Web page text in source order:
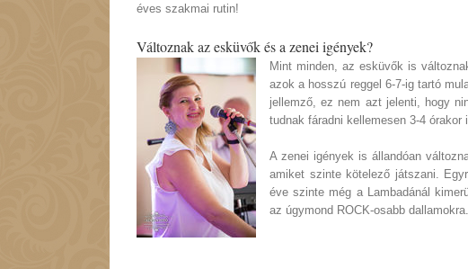
éves szakmai rutin!
Változnak az esküvők és a zenei igények?
Mint minden, az esküvők is
azok a hosszú reggel 6-7-ig tartó
jellemző, ez nem azt jelenti, hogy
tudnak fáradni kellemesen 3-4 órakor
A zenei igények is állandóan
amiket szinte kötelező játszani.
éve szinte még a Lambadánál
az úgymond ROCK-osabb dallamokra.